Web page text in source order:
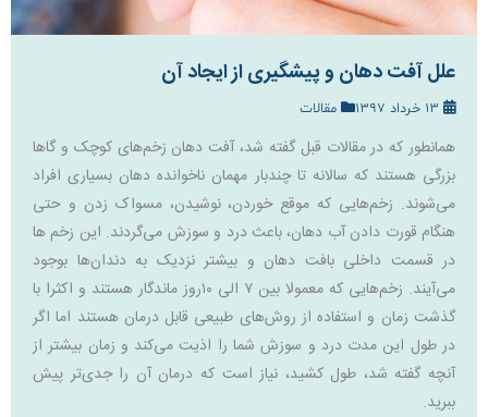
علل آفت دهان و پیشگیری از ایجاد آن
مقالات
همانطور که در مقالات قبل گفته شد، آفت دهان زخم‌های کوچک و گاها
بزرگی هستند که سالانه تا چندبار مهمان ناخوانده دهان بسیاری افراد
می‌شوند. زخم‌هایی که موقع خوردن، نوشیدن، مسواک زدن و حتی
هنگام قورت دادن آب دهان، باعث درد و سوزش می‌گردند. این زخم ها
در قسمت داخلی بافت دهان و بیشتر نزدیک به دندان‌ها بوجود
می‌آیند. زخم‌هایی که معمولا بین ۷ الی ۱۰روز ماندگار هستند و اکثرا با
گذشت زمان و استفاده از روش‌های طبیعی قابل درمان هستند اما اگر
در طول این مدت درد و سوزش شما را اذیت می‌کند و زمان بیشتر از
آنچه گفته شد، طول کشید، نیاز است که درمان آن را جدی‌تر پیش
ببرید.